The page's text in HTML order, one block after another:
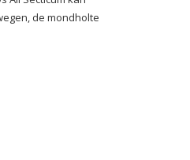
de mondholte